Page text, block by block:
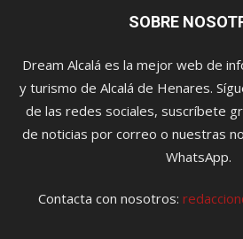
SOBRE
Dream Alcalá es la mejor web de
y turismo de Alcalá de Henares.
de las redes sociales, suscríbete
de noticias por correo o nuestras
WhatsApp.
Contacta con nosotros: